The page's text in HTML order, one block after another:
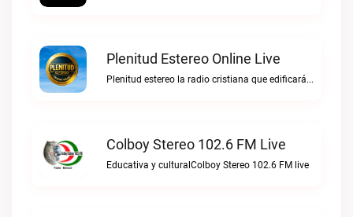
Plenitud Estereo Online Live
Plenitud estereo la radio cristiana que edificará tu vida.Plenitud Estereo Online live
Colboy Stereo 102.6 FM Live
Educativa y culturalColboy Stereo 102.6 FM live